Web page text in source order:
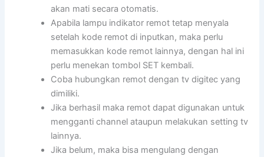
akan mati secara otomatis.
Apabila lampu indikator remot tetap menyala
setelah kode remot di inputkan, maka perlu
memasukkan kode remot lainnya, dengan hal ini
perlu menekan tombol SET kembali.
Coba hubungkan remot dengan tv digitec yang
dimiliki.
Jika berhasil maka remot dapat digunakan untuk
mengganti channel ataupun melakukan setting tv
lainnya.
Jika belum, maka bisa mengulang dengan